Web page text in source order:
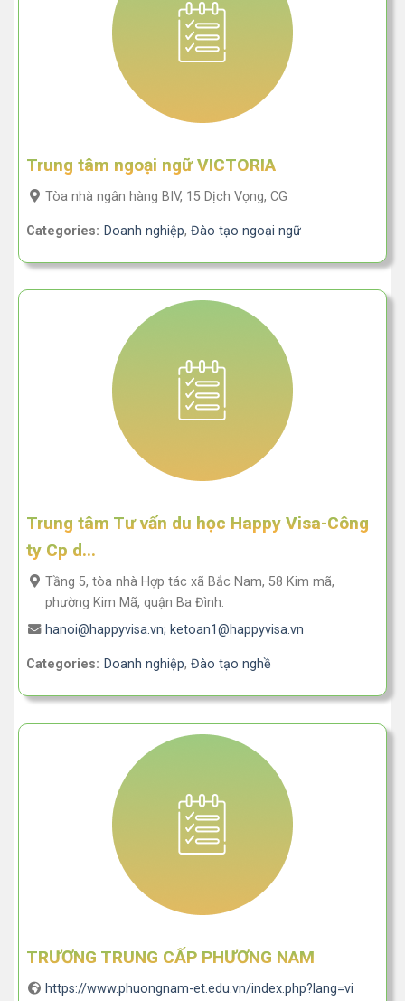
Trung tâm ngoại ngữ VICTORIA
Tòa nhà ngân hàng BIV, 15 Dịch Vọng, CG
Categories: Doanh nghiệp, Đào tạo ngoại ngữ
Trung tâm Tư vấn du học Happy Visa-Công
ty Cp d...
Tầng 5, tòa nhà Hợp tác xã Bắc Nam, 58 Kim mã,
phường Kim Mã, quận Ba Đình.
hanoi@happyvisa.vn; ketoan1@happyvisa.vn
Categories: Doanh nghiệp, Đào tạo nghề
TRƯƠNG TRUNG CẤP PHƯƠNG NAM
https://www.phuongnam-et.edu.vn/index.php?lang=vi